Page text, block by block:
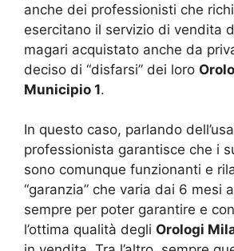
anche dei professionisti che
esercitano il servizio di vendita
magari acquistato anche da
deciso di “disfarsi” dei loro
Municipio 1.
In questo caso, parlando
professionista garantisce che i
sono comunque funzionanti e
“garanzia” che varia dai 6 mesi
sempre per poter garantire e
l’ottima qualità degli Orologi